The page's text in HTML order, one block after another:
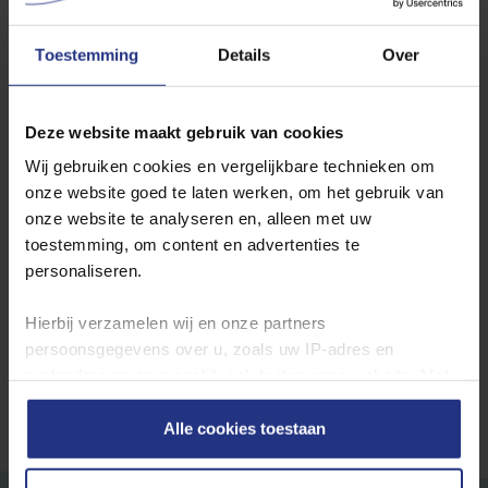
Toestemming Details Over
Deze website maakt gebruik van cookies
Wij gebruiken cookies en vergelijkbare technieken om
onze website goed te laten werken, om het gebruik van
onze website te analyseren en, alleen met uw
toestemming, om content en advertenties te
personaliseren.
Hierbij verzamelen wij en onze partners
persoonsgegevens over u, zoals uw IP‑adres en
deze gegevens kunnen wij een profiel van u opbouwen
zodat wij onze content en communicatie kunnen
afstemmen op uw voorkeuren. Partners kunnen deze
Alle cookies toestaan
Vessem
productielocatie.
Waterkwaliteit in andere plaatsen
Locatie